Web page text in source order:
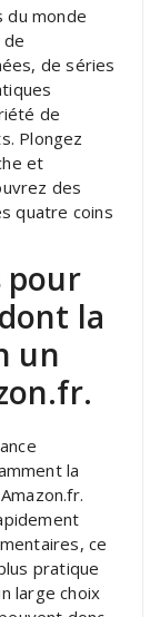
du monde
de séries
de
Plongez
et
des
quatre coins
pour
la
un
la
ce
pratique
large choix